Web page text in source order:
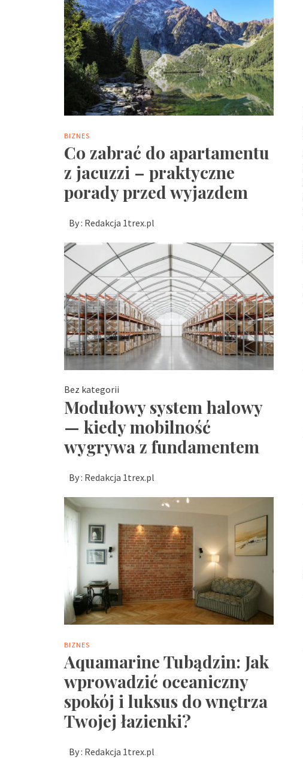
BIZNES
Co zabrać do apartamentu
z jacuzzi – praktyczne
porady przed wyjazdem
By : Redakcja 1trex.pl
Bez kategorii
Modułowy system halowy
— kiedy mobilność
wygrywa z fundamentem
By : Redakcja 1trex.pl
BIZNES
Aquamarine Tubądzin: Jak
wprowadzić oceaniczny
spokój i luksus do wnętrza
Twojej łazienki?
By : Redakcja 1trex.pl